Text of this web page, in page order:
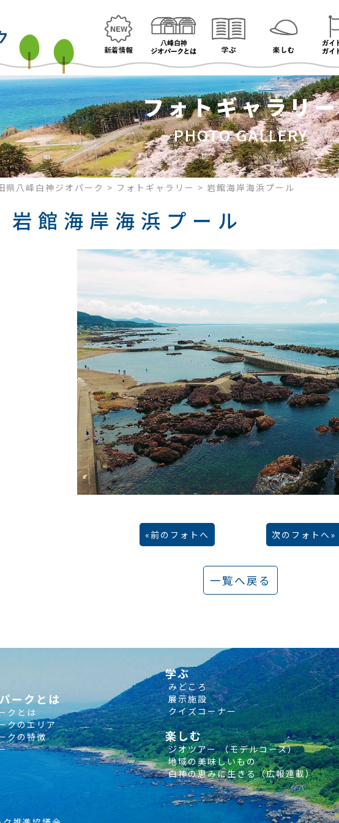
フォトギャラリー
PHOTO GALLERY
県八峰白神ジオパーク > フォトギャラリー > 岩館海岸海浜プール
岩館海岸海浜プール
前のフォトへ 次のフォトへ
一覧へ戻る
ークとは
クとは
クのエリア
クの特徴
学ぶ
みどころ
展示施設
クイズコーナー
楽しむ
ジオツアー （モデルコース）
地域の美味しいもの
白神の恵みに生きる（広報連載）